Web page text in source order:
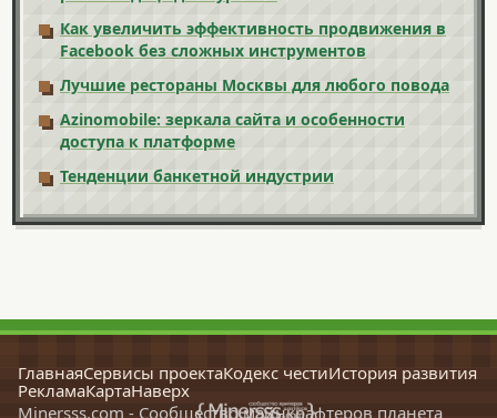
Как увеличить эффективность продвижения в
Facebook без сложных инструментов
Лучшие рестораны Москвы для любого повода
Azinomobile: зеркала сайта и особенности
доступа к платформе
Тенденции банкетной индустрии
ГлавнаяСервисы проектаКодекс честиИстория развития
РекламаКартаНаверх
Minersss.com - Сообщество майнкрафтеров планета